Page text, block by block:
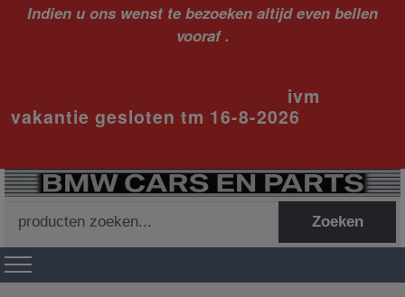
Indien u ons wenst te bezoeken altijd even bellen
vooraf .
ivm
vakantie gesloten tm 16-8-2026
naar:
Zoeken